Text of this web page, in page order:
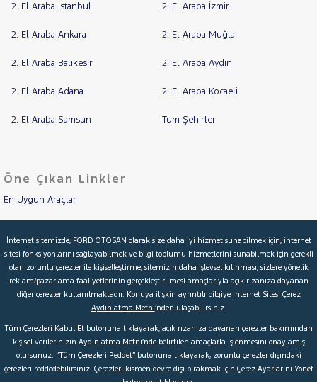
2. El Araba İstanbul 2. El Araba İzmir
2. El Araba Ankara 2. El Araba Muğla
2. El Araba Balıkesir 2. El Araba Aydın
2. El Araba Adana 2. El Araba Kocaeli
2. El Araba Samsun Tüm Şehirler
Öne Çıkan Linkler
En Uygun Araçlar
İkinci El Garanti
Kampanyalar
Kredi Hesaplama & Başvuru
© 2026 Ford Türkiye Ford Kurumsal Hakkımızda
İnternet sitemizde, FORD OTOSAN olarak size daha iyi hizmet sunabilmek için, internet
sitesi fonksiyonlarını sağlayabilmek ve bilgi toplumu hizmetlerini sunabilmek için gerekli
olan zorunlu çerezler ile kişiselleştirme, sitemizin daha işlevsel kılınması, sizlere yönelik
reklam/pazarlama faaliyetlerinin gerçekleştirilmesi amaçlarıyla açık rızanıza dayanan
diğer çerezler kullanılmaktadır. Konuya ilişkin ayrıntılı bilgiye İnternet Sitesi Çerez
Aydınlatma Metni’nden ulaşabilirsiniz.
Tüm Çerezleri Kabul Et butonuna tıklayarak, açık rızanıza dayanan çerezler bakımından
kişisel verilerinizin Aydınlatma Metni’nde belirtilen amaçlarla işlenmesini onaylamış
olursunuz. “Tüm Çerezleri Reddet” butonuna tıklayarak, zorunlu çerezler dışındaki
çerezleri reddedebilirsiniz. Çerezleri kısmen devre dışı bırakmak için Çerez Ayarlarını Yönet